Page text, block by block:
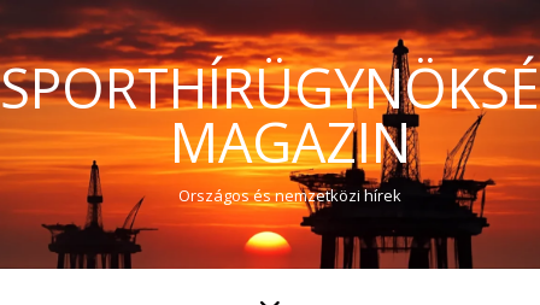
MAGAZIN
Országos és nemzetközi hírek